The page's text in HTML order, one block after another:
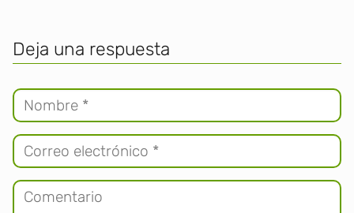
Deja una respuesta